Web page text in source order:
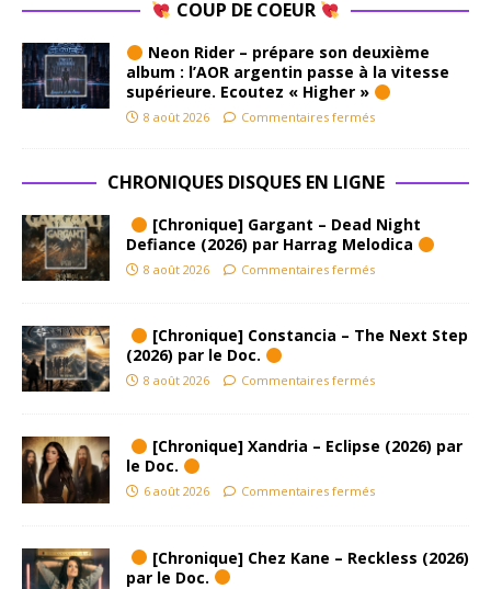
COUP DE COEUR
Neon Rider – prépare son deuxième
album : l’AOR argentin passe à la vitesse
supérieure. Ecoutez « Higher »
8 août 2026 Commentaires fermés
CHRONIQUES DISQUES EN LIGNE
[Chronique] Gargant – Dead Night
Defiance (2026) par Harrag Melodica
8 août 2026 Commentaires fermés
[Chronique] Constancia – The Next Step
(2026) par le Doc.
8 août 2026 Commentaires fermés
[Chronique] Xandria – Eclipse (2026) par
le Doc.
6 août 2026 Commentaires fermés
[Chronique] Chez Kane – Reckless (2026)
par le Doc.